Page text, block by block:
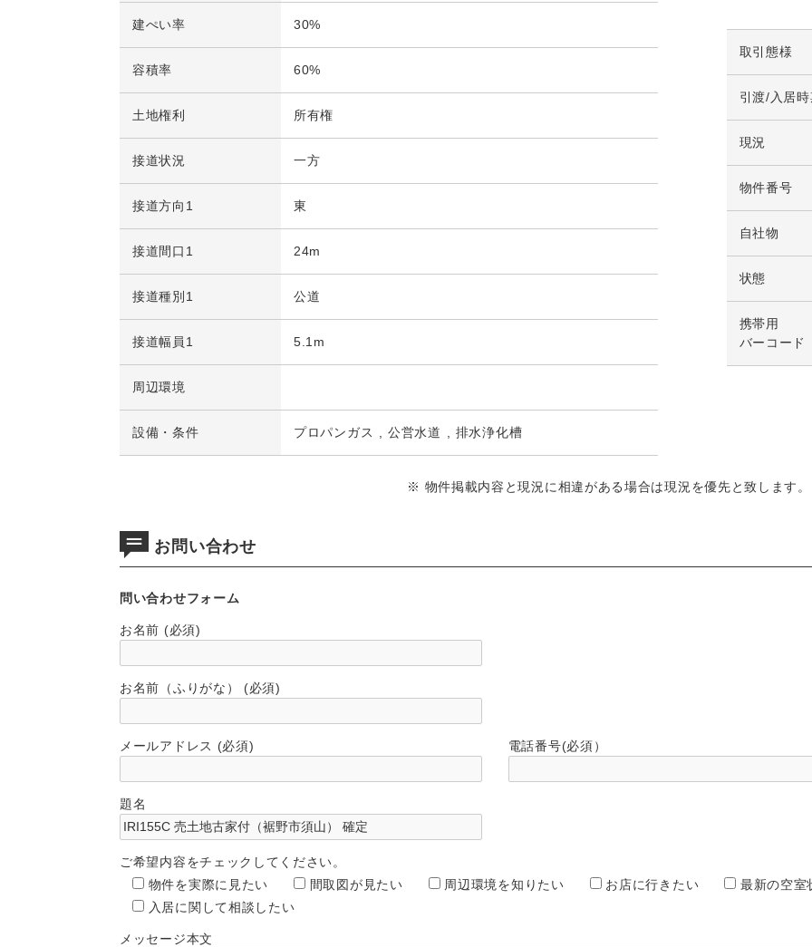
建ぺい率 30%
容積率 60%
土地権利 所有権
接道状況 一方
接道方向1 東
接道間口1 24m
接道種別1 公道
接道幅員1 5.1m
周辺環境
設備・条件 プロパンガス 公営水道 排水浄化槽
取引態様
引渡/入居
現況
物件番号
自社物
状態
携帯用
バーコード
※ 物件掲載内容と現況に相違がある場合は現況を優先と致します。
お問い合わせ
問い合わせフォーム
お名前 (必須)
お名前（ふりがな） (必須)
メールアドレス (必須) 電話番号(必須）
題名
ご希望内容をチェックしてください。
物件を実際に見たい
間取図が見たい 周辺環境を知りたい お店に行きたい
最新の空室
入居に関して相談したい
メッセージ本文